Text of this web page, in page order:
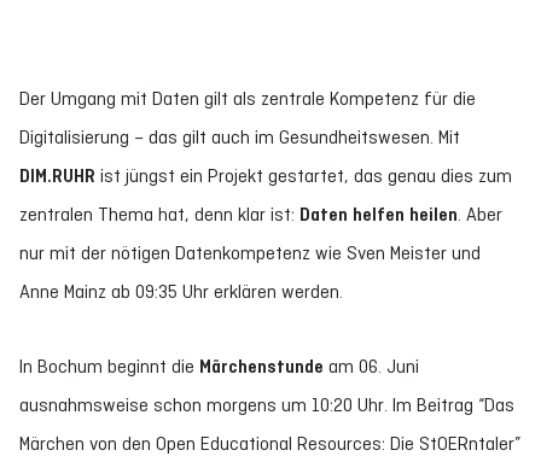
Der Umgang mit Daten gilt als zentrale Kompetenz für die
Digitalisierung – das gilt auch im Gesundheitswesen. Mit
DIM.RUHR ist jüngst ein Projekt gestartet, das genau dies zum
zentralen Thema hat, denn klar ist: Daten helfen heilen . Aber
nur mit der nötigen Datenkompetenz wie Sven Meister und
Anne Mainz ab 09:35 Uhr erklären werden.
In Bochum beginnt die Märchenstunde am 06. Juni
ausnahmsweise schon morgens um 10:20 Uhr. Im Beitrag “Das
Märchen von den Open Educational Resources: Die StOERntaler”